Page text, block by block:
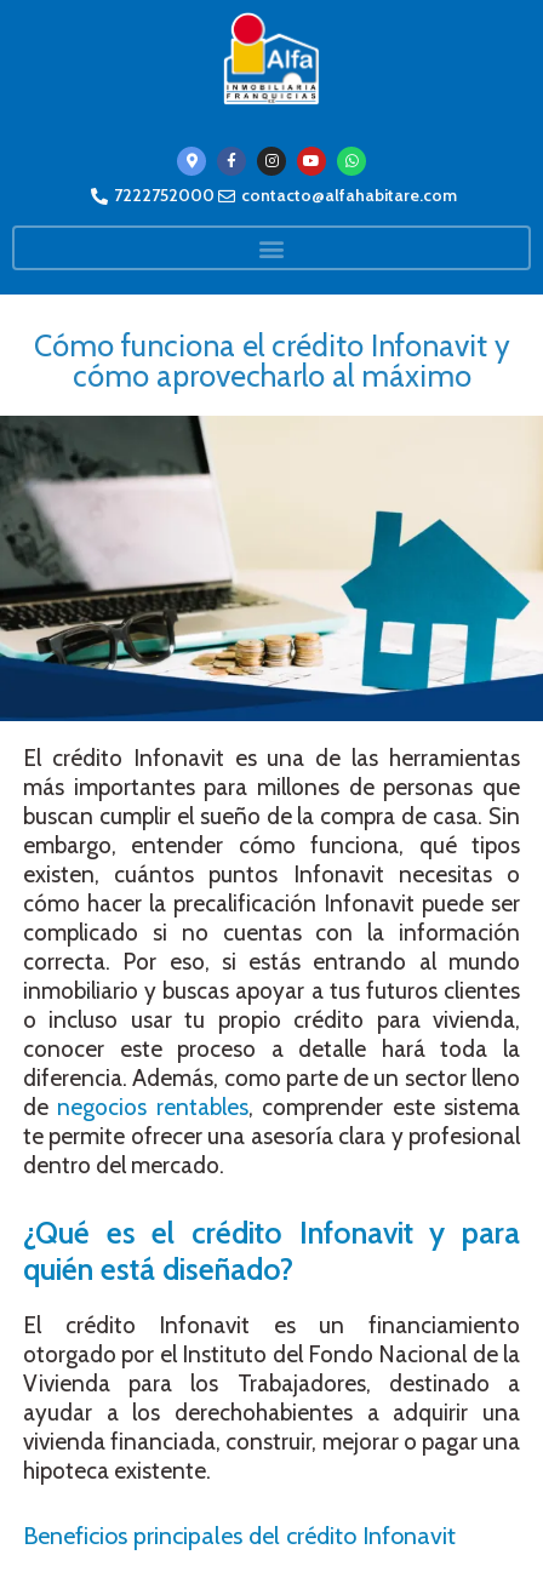
7222752000 contacto@alfahabitare.com
Cómo funciona el crédito Infonavit y
cómo aprovecharlo al máximo
El crédito Infonavit es una de las herramientas
más importantes para millones de personas que
buscan cumplir el sueño de la compra de casa. Sin
embargo, entender cómo funciona, qué tipos
existen, cuántos puntos Infonavit necesitas o
cómo hacer la precalificación Infonavit puede ser
complicado si no cuentas con la información
correcta. Por eso, si estás entrando al mundo
inmobiliario y buscas apoyar a tus futuros clientes
o incluso usar tu propio crédito para vivienda,
conocer este proceso a detalle hará toda la
diferencia. Además, como parte de un sector lleno
de negocios rentables, comprender este sistema
te permite ofrecer una asesoría clara y profesional
dentro del mercado.
¿Qué es el crédito Infonavit y para
quién está diseñado?
El crédito Infonavit es un financiamiento
otorgado por el Instituto del Fondo Nacional de la
Vivienda para los Trabajadores, destinado a
ayudar a los derechohabientes a adquirir una
vivienda financiada, construir, mejorar o pagar una
hipoteca existente.
Beneficios principales del crédito Infonavit